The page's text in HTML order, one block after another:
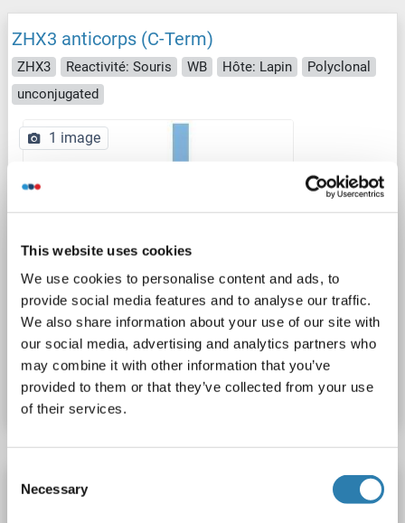
This website uses cookies
We use cookies to personalise content and ads, to
provide social media features and to analyse our traffic.
We also share information about your use of our site with
our social media, advertising and analytics partners who
may combine it with other information that you’ve
provided to them or that they’ve collected from your use
of their services.
Selection
Necessary
ZHX3 anticorps (C-Term)
ZHX3 Reactivité: Souris WB Hôte: Lapin
Polyclonal
unconjugated
WB
1 image
N° du produit ABIN927668
Fiche technique Détails
ZHX3 anticorps (AA 906-956)